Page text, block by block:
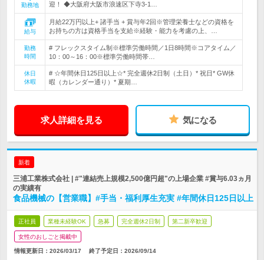
勤務地
迎！ ◆大阪府大阪市浪速区下寺3-1…
給与
月給22万円以上+ 諸手当 + 賞与年2回※管理栄養士などの資格を
お持ちの方は資格手当を支給※経験・能力を考慮の上、…
勤務
時間
# フレックスタイム制※標準労働時間／1日8時間※コアタイム／
10：00～16：00※標準労働時間帯…
休日
休暇
# ☆年間休日125日以上☆* 完全週休2日制（土日）* 祝日* GW休
暇（カレンダー通り）* 夏期…
求人詳細を見る 気になる
新着
三浦工業株式会社 | #"連結売上規模2,500億円超"の上場企業 #賞与6.03ヵ月
の実績有
食品機械の【営業職】#手当・福利厚生充実 #年間休日125日以上
正社員 業種未経験OK 急募 完全週休2日制 第二新卒歓迎
女性のおしごと掲載中
情報更新日：2026/03/17 終了予定日： 2026/09/14